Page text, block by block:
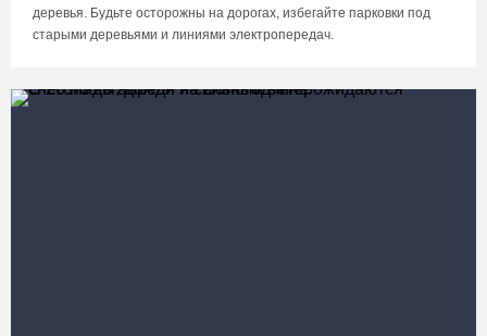
деревья. Будьте осторожны на дорогах, избегайте парковки под
старыми деревьями и линиями электропередач.